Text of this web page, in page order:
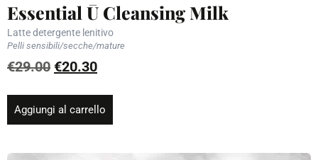
Essential Ū Cleansing Milk
Latte detergente lenitivo
Pelli sensibili/secche/mature
€29.00 €20.30
Aggiungi al carrello